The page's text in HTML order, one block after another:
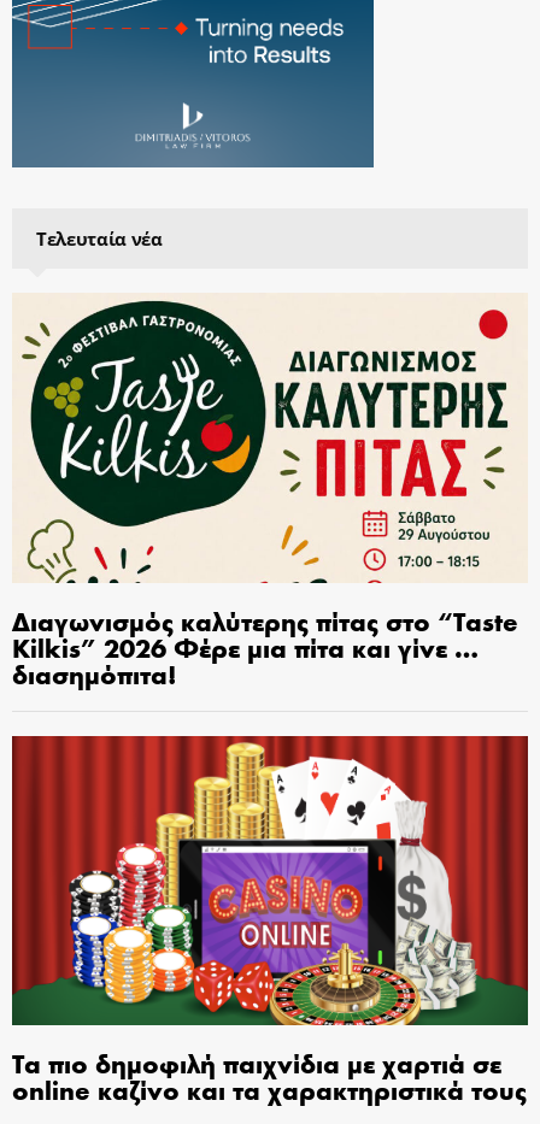
Τελευταία νέα
Διαγωνισμός καλύτερης πίτας στο “Taste
Kilkis” 2026 Φέρε μια πίτα και γίνε …
διασημόπιτα!
Τα πιο δημοφιλή παιχνίδια με χαρτιά σε
online καζίνο και τα χαρακτηριστικά τους